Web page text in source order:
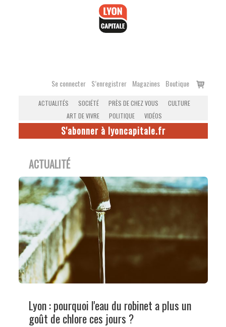
Se connecter S’enregistrer Magazines Boutique
Voir
ACTUALITÉS SOCIÉTÉ PRÈS DE CHEZ VOUS
CULTURE
ART DE VIVRE
POLITIQUE VIDÉOS
S'abonner à lyoncapitale.fr
ACTUALITÉ
Lyon : pourquoi l'eau du robinet a plus un
goût de chlore ces jours ?